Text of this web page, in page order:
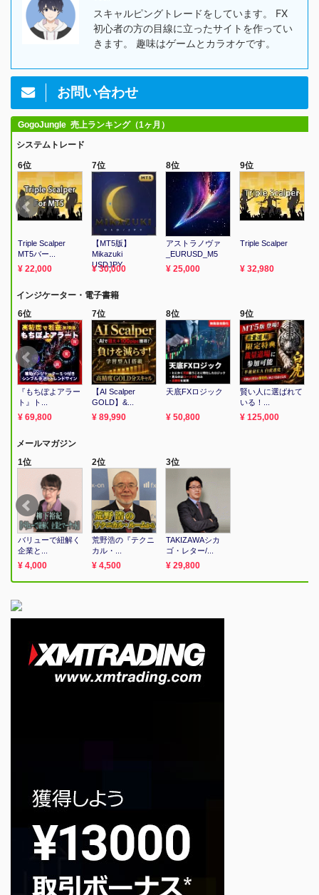
スキャルピングトレードをしています。 FX
初心者の方の目線に立ったサイトを作ってい
きます。 趣味はゲームとカラオケです。
お問い合わせ